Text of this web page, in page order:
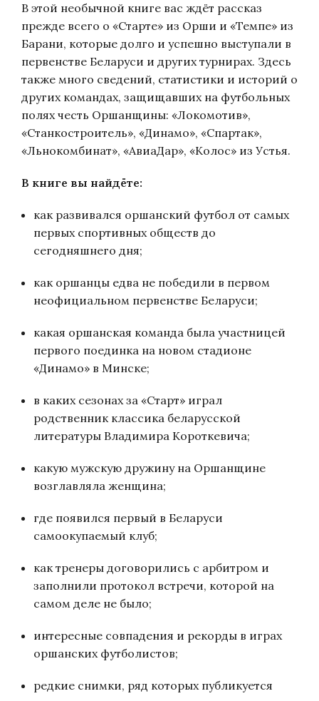
В этой необычной книге вас ждёт рассказ
прежде всего о «Старте» из Орши и «Темпе» из
Барани, которые долго и успешно выступали в
первенстве Беларуси и других турнирах. Здесь
также много сведений, статистики и историй о
других командах, защищавших на футбольных
полях честь Оршанщины: «Локомотив»,
«Станкостроитель», «Динамо», «Спартак»,
«Льнокомбинат», «АвиаДар», «Колос» из Устья.
В книге вы найдёте:
как развивался оршанский футбол от самых
первых спортивных обществ до
сегодняшнего дня;
как оршанцы едва не победили в первом
неофициальном первенстве Беларуси;
какая оршанская команда была участницей
первого поединка на новом стадионе
«Динамо» в Минске;
в каких сезонах за «Старт» играл
родственник классика беларусской
литературы Владимира Короткевича;
какую мужскую дружину на Оршанщине
возглавляла женщина;
где появился первый в Беларуси
самоокупаемый клуб;
как тренеры договорились с арбитром и
заполнили протокол встречи, которой на
самом деле не было;
интересные совпадения и рекорды в играх
оршанских футболистов;
редкие снимки, ряд которых публикуется